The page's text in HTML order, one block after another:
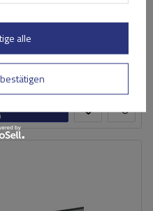
versenden schon am
alle